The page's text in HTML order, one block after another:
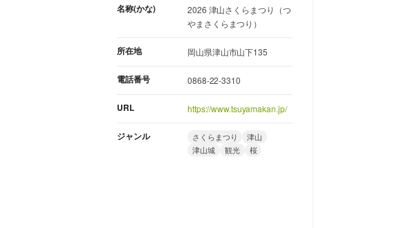
名称(かな)
2026 津山さくらまつり（つ
やまさくらまつり）
所在地 岡山県津山市山下135
電話番号 0868-22-3310
URL https://www.tsuyamakan.jp/
ジャンル さくらまつり
津山
津山城
観光 桜